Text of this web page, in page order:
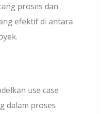
proses dan
efektif di antara
use case
dalam proses